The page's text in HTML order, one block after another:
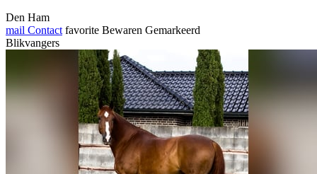
Den Ham
mail Contact favorite Bewaren Gemarkeerd
Blikvangers